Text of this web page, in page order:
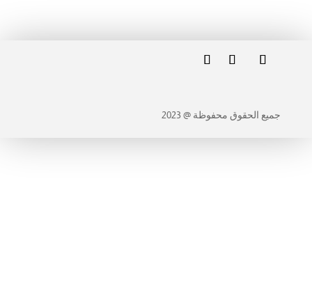
جميع الحقوق محفوظة @ 2023